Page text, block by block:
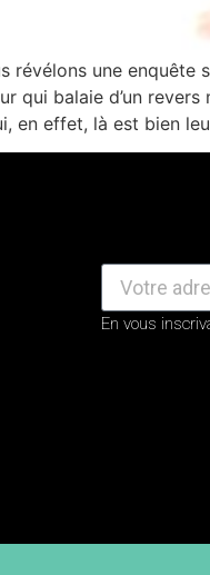
révélons une enquête
qui balaie d’un
en effet, là est bien
En vous